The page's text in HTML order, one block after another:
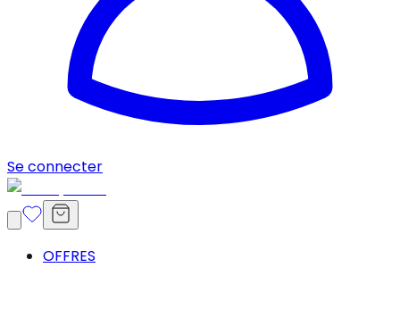
Se connecter
OFFRES